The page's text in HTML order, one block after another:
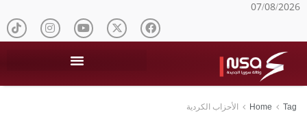
07/08/2026
Home Tag الأحزاب الكردية